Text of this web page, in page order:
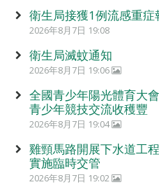
衛生局接獲1例流感重症
2026年8月7日 19:08
衛生局滅蚊通知
2026年8月7日 19:06
全國青少年陽光體育大
青少年競技交流收穫豐
2026年8月7日 19:04
雞頸馬路開展下水道工
實施臨時交管
2026年8月7日 19:02